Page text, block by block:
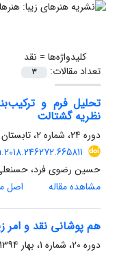
کلیدواژه‌ها = نقد
تعداد مقالات:
3
تحلیل فرم و
نظریه گشتالت
دوره 24، شماره 2، تابستان 1398، صفحه
حسین رضوی فرد، حسنعلی
مشاهده مقاله
اصل
هم پوشانی نقد و امر
دوره 20، شماره 1، بهار 1394، صفحه